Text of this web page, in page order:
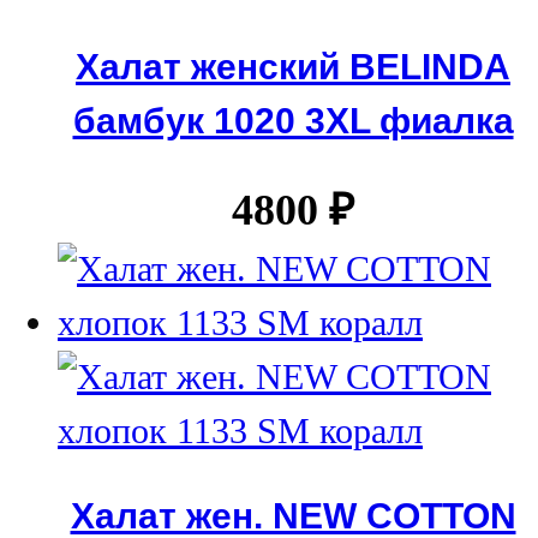
Халат женский BELINDA
бамбук 1020 3XL фиалка
4800 ₽
Халат жен. NEW COTTON